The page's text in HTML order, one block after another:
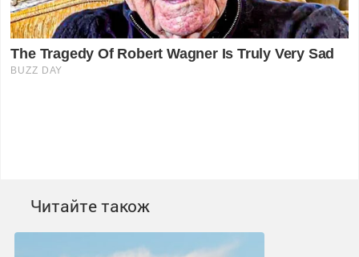
Читайте також